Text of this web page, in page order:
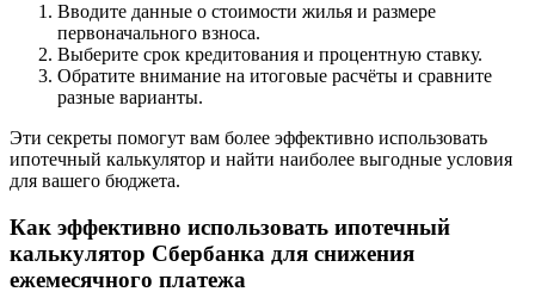
Вводите данные о стоимости жилья и размере
первоначального взноса.
Выберите срок кредитования и процентную ставку.
Обратите внимание на итоговые расчёты и сравните
разные варианты.
Эти секреты помогут вам более эффективно использовать
ипотечный калькулятор и найти наиболее выгодные условия
для вашего бюджета.
Как эффективно использовать ипотечный
калькулятор Сбербанка для снижения
ежемесячного платежа